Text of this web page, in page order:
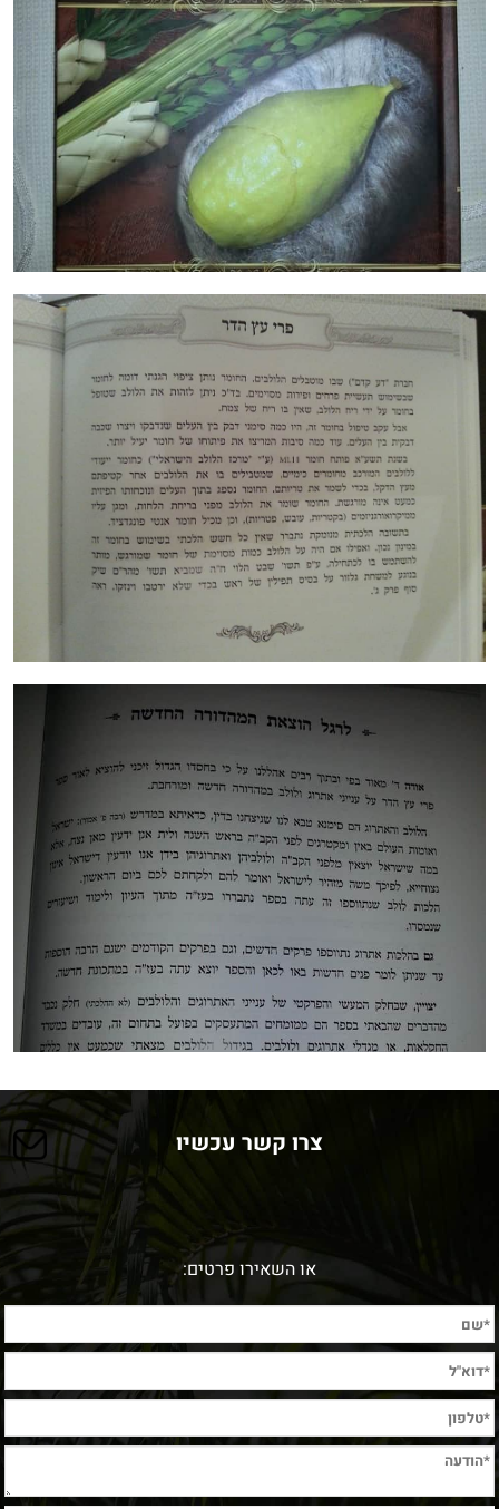
צרו קשר עכשיו
או השאירו פרטים: